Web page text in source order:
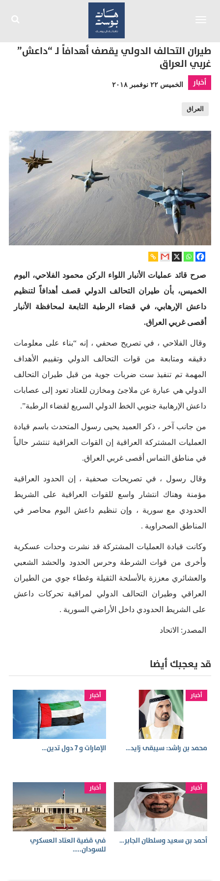
طيران التحالف الدولي يقصف أهدافاً لـ “داعش”
غربي العراق
أخبار الخميس ٢٢ نوفمبر ٢٠١٨
العراق
صرح قائد عمليات الأنبار اللواء الركن محمود الفلاحي، اليوم
الخميس، بأن طيران التحالف الدولي قصف أهدافاً لتنظيم
داعش الإرهابي، في قضاء الرطبة التابعة لمحافظة الأنبار
أقصى غربي العراق.
وقال الفلاحي ، في تصريح صحفي ، إنه “بناء على معلومات
دقيقه ومتابعة من قوات التحالف الدولي وتقييم الأهداف
المهمة تم تنفيذ ست ضربات جوية من قبل طيران التحالف
الدولي هي عبارة عن ملاجئ ومخازن للعتاد تعود إلى عصابات
داعش الإرهابية جنوبي الخط الدولي السريع لقضاء الرطبة”.
من جانب آخر ، ذكر العميد يحيى رسول المتحدث باسم قيادة
العمليات المشتركة العراقية إن القوات العراقية تنتشر حالياً
في مناطق التماس أقصى غربي العراق.
وقال رسول ، في تصريحات صحفية ، إن الحدود العراقية
مؤمنة وهناك انتشار واسع للقوات العراقية على الشريط
الحدودي مع سورية ، وإن تنظيم داعش اليوم محاصر في
المناطق الصحراوية .
وكانت قيادة العمليات المشتركة قد نشرت وحدات عسكرية
وأخرى من قوات الشرطة وحرس الحدود والحشد الشعبي
والعشائري معززة بالأسلحة الثقيلة وغطاء جوي من الطيران
العراقي وطيران التحالف الدولي لمراقبة تحركات داعش
على الشريط الحدودي داخل الأراضي السورية .
المصدر: الاتحاد
قد يعجبك أيضا
أخبار
محمد بن راشد: سيبقى زايد…
أخبار
الإمارات و 7 دول تدين…
أخبار
أحمد بن سعيد وسلطان الجابر…
أخبار
في قضية العتاد العسكري
للسودان..…